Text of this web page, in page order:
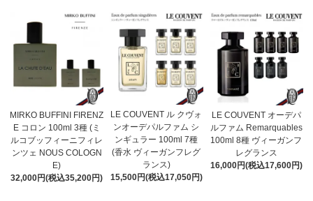
MIRKO BUFFINI FIRENZ
E コロン 100ml 3種 (ミ
ルコブッフィーニフィレ
ンツェ NOUS COLOGN
E)
32,000円(税込35,200円)
LE COUVENT ル クヴォ
ンオーデパルファム シ
ンギュラー 100ml 7種
(香水 ヴィーガンフレグ
ランス)
15,500円(税込17,050円)
LE COUVENT オーデパ
ルファム Remarquables
100ml 8種 ヴィーガンフ
レグランス
16,000円(税込17,600円)